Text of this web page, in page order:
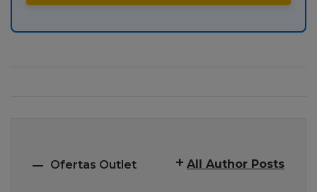
Ofertas Outlet All Author Posts